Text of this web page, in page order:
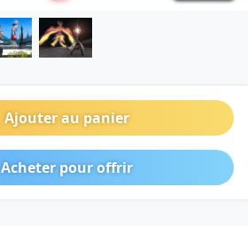
Ajouter au panier
Acheter pour offrir